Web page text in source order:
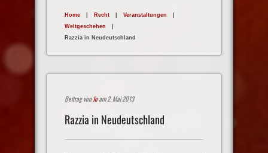
Home | Recht | Veranstaltungen
|
Weltgeschehen
|
Razzia in Neudeutschland
Beitrag vonJoam 2. Mai 2013
Razzia in Neudeutschland